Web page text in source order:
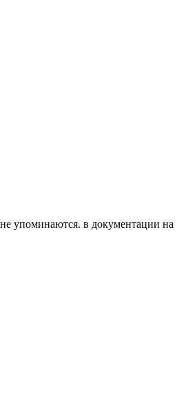
упоминаются. в документации на